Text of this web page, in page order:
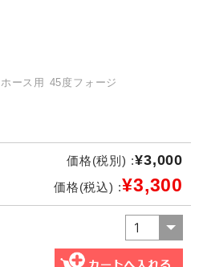
ース用 45度フォージ
価格(税別) :¥3,000
価格(税込) :¥3,300